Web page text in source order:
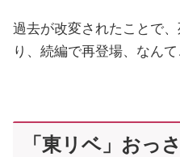
過去が改変されたことで
り、続編で再登場、なん
「東リベ」おっ